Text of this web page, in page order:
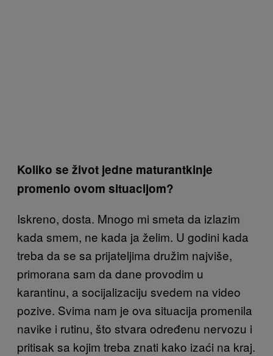
Koliko se život jedne maturantkinje
promenio ovom situacijom?
Iskreno, dosta. Mnogo mi smeta da izlazim
kada smem, ne kada ja želim. U godini kada
treba da se sa prijateljima družim najviše,
primorana sam da dane provodim u
karantinu, a socijalizaciju svedem na video
pozive. Svima nam je ova situacija promenila
navike i rutinu, što stvara određenu nervozu i
pritisak sa kojim treba znati kako izaći na kraj.